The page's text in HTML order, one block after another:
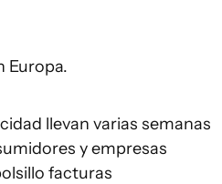
Europa.
llevan varias semanas
y empresas
facturas